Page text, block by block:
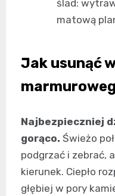
ślad:
matową
Jak usunąć
Najbezpieczniej
gorąco. Świeżo
podgrzać i zebrać,
kierunek. Ciepło
głębiej w pory